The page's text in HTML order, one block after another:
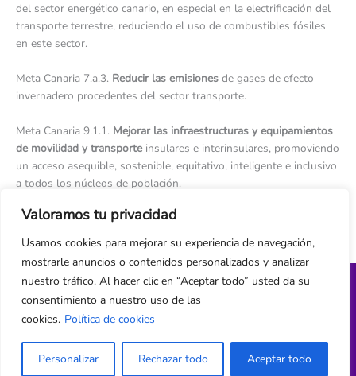
Valoramos tu privacidad
Usamos cookies para mejorar su experiencia de navegación,
mostrarle anuncios o contenidos personalizados y analizar
nuestro tráfico. Al hacer clic en “Aceptar todo” usted da su
consentimiento a nuestro uso de las
cookies. Política de cookies
Personalizar Rechazar todo Aceptar todo
del sector energético canario, en especial en la electrificación del
transporte terrestre, reduciendo el uso de combustibles fósiles
en este sector.
Meta Canaria 7.a.3. Reducir las emisiones de gases de efecto
invernadero procedentes del sector transporte.
Meta Canaria 9.1.1. Mejorar las infraestructuras y equipamientos
de movilidad y transporte insulares e interinsulares, promoviendo
un acceso asequible, sostenible, equitativo, inteligente e inclusivo
a todos los núcleos de población.
Política de privacidad y cookies
¿Hablamos?